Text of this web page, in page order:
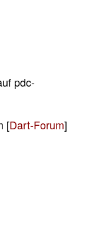
pdc-
[Dart-Forum]